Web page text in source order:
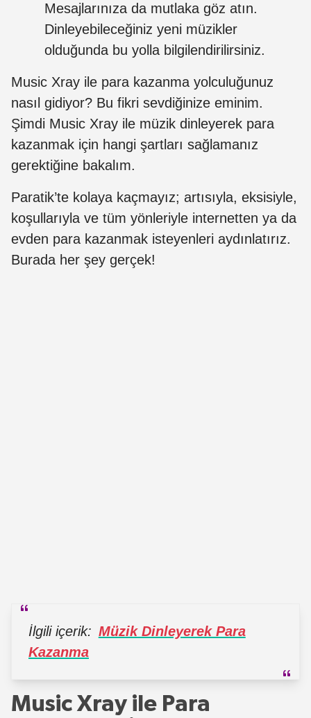
Mesajlarınıza da mutlaka göz atın.
Dinleyebileceğiniz yeni müzikler
olduğunda bu yolla bilgilendirilirsiniz.
Music Xray ile para kazanma yolculuğunuz
nasıl gidiyor? Bu fikri sevdiğinize eminim.
Şimdi Music Xray ile müzik dinleyerek para
kazanmak için hangi şartları sağlamanız
gerektiğine bakalım.
Paratik’te kolaya kaçmayız; artısıyla, eksisiyle,
koşullarıyla ve tüm yönleriyle internetten ya da
evden para kazanmak isteyenleri aydınlatırız.
Burada her şey gerçek!
İlgili içerik: Müzik Dinleyerek Para
Kazanma
Music Xray ile Para